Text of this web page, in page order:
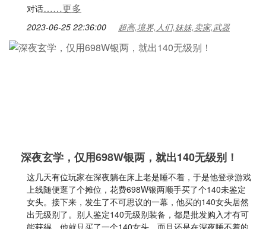
对话……更多
2023-06-25 22:36:00 超高,境界,人们,妹妹,卖家,武器
深夜玄学，仅用698W银两，就出140无级别！
这几天有位玩家在深夜躺在床上老是睡不着，于是他登录游戏
上线随便逛了个摊位，花费698W银两顺手买了个140未鉴定
女头。接下来，发生了不可思议的一幕，他买的140女头居然
出无级别了。别人鉴定140无级别装备，都是批发购入才有可
能获得。他就只买了一个140女头，而且还是在深夜睡不着的